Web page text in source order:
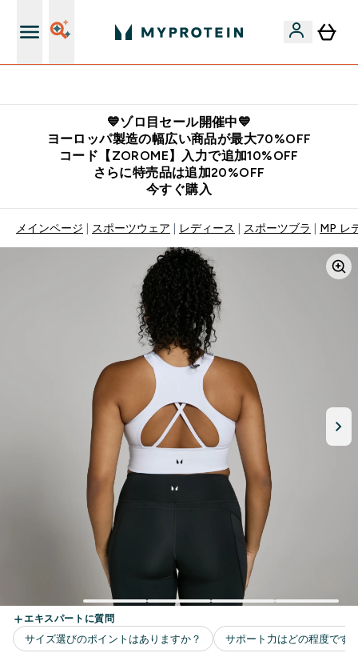
💙ゾロ目セール開催中💙
ヨーロッパ製造の幅広い商品が最大70%OFF
コード【ZOROME】入力で追加10%OFF
さらに特売品は追加20%OFF
今すぐ購入
メインページ スポーツウェア レディース スポーツブラ MP レ